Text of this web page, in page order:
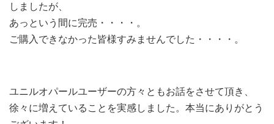
しましたが、
あっという間に完売・・・・。
ご購入できなかった皆様すみませんでした・・・・。
ユニルオパールユーザーの方々ともお話をさせて頂き、
徐々に増えていることを実感しました。本当にありがとう